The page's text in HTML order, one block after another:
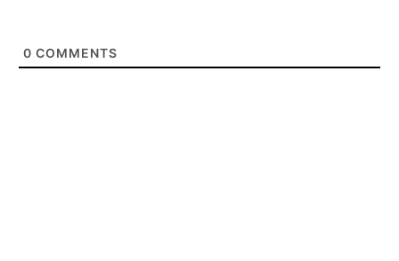
0 COMMENTS